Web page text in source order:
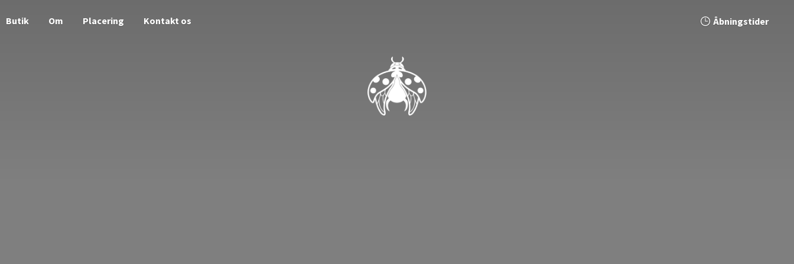
Butik Om Placering Kontakt os Åbningstider